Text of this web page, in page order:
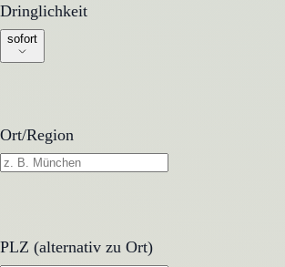
Dringlichkeit
Dringlichkeit
sofort
Ort/Region
PLZ (alternativ zu Ort)